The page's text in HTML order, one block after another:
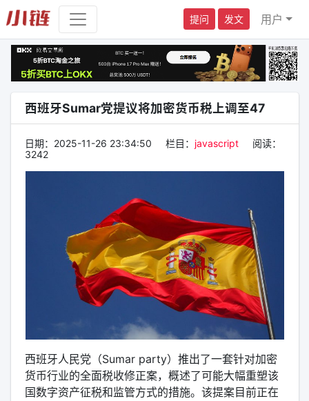
提问 发文 用户
西班牙Sumar党提议将加密货币税上调至47
日期： 2025-11-26 23:34:50 栏目： javascript
阅读：
3242
西班牙人民党（Sumar party）推出了一套针对加密
货币行业的全面税收修正案，概述了可能大幅重塑该
国数字资产征税和监管方式的措施。该提案目前正在